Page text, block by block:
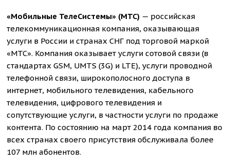
«Мобильные ТелеСистемы» (МТС) — российская
телекоммуникационная компания, оказывающая
услуги в России и странах СНГ под торговой маркой
«МТС». Компания оказывает услуги сотовой связи (в
стандартах GSM, UMTS (3G) и LTE), услуги проводной
телефонной связи, широкополосного доступа в
интернет, мобильного телевидения, кабельного
телевидения, цифрового телевидения и
сопутствующие услуги, в частности услуги по продаже
контента. По состоянию на март 2014 года компания во
всех странах своего присутствия обслуживала более
107 млн абонентов.